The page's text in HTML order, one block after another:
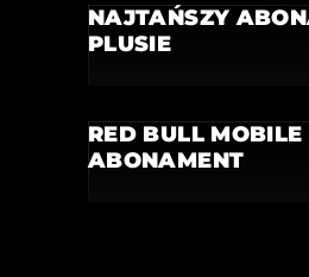
NAJTAŃSZY
PLUSIE
RED BULL MOBILE
ABONAMENT